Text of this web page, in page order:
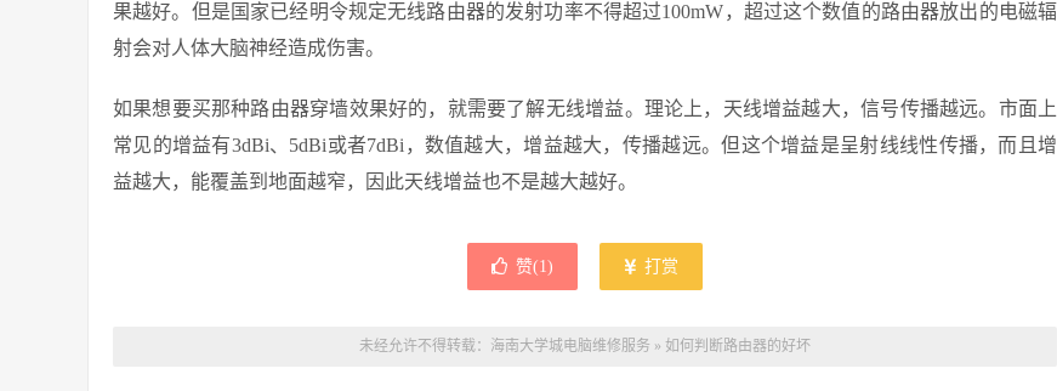
果越好。但是国家已经明令规定无线路由器的发射功率不得超过100mW，超过这个数值的路由器放出的电磁辐
射会对人体大脑神经造成伤害。
如果想要买那种路由器穿墙效果好的，就需要了解无线增益。理论上，天线增益越大，信号传播越远。市面上
常见的增益有3dBi、5dBi或者7dBi，数值越大，增益越大，传播越远。但这个增益是呈射线线性传播，而且增
益越大，能覆盖到地面越窄，因此天线增益也不是越大越好。
赞(1) 打赏
未经允许不得转载： 海南大学城电脑维修服务 » 如何判断路由器的好坏